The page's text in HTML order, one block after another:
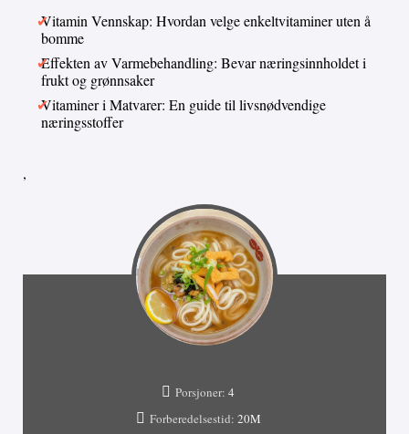
Vitamin Vennskap: Hvordan velge enkeltvitaminer uten å
bomme
Effekten av Varmebehandling: Bevar næringsinnholdet i
frukt og grønnsaker
Vitaminer i Matvarer: En guide til livsnødvendige
næringsstoffer
,
Porsjoner: 4
Forberedelsestid: 20M